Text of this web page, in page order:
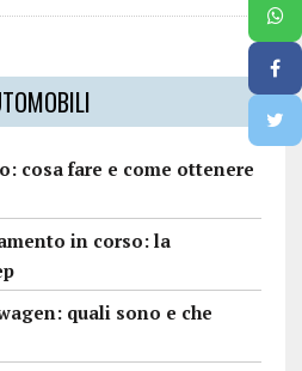
cosa fare e come ottenere
in corso: la
quali sono e che